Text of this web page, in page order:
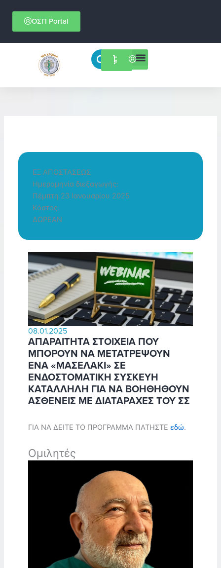
περιεχόμενο
ΟΣΠ Portal
Menu
08.01.2025
ΑΠΑΡΑΙΤΗΤΑ ΣΤΟΙΧΕΙΑ ΠΟΥ
ΜΠΟΡΟΥΝ ΝΑ ΜΕΤΑΤΡΕΨΟΥΝ
ΕΝΑ «ΜΑΣΕΛΑΚΙ» ΣΕ
ΕΝΔΟΣΤΟΜΑΤΙΚΗ ΣΥΣΚΕΥΗ
ΚΑΤΑΛΛΗΛΗ ΓΙΑ ΝΑ ΒΟΗΘΗΘΟΥΝ
ΑΣΘΕΝΕΙΣ ΜΕ ΔΙΑΤΑΡΑΧΕΣ ΤΟΥ ΣΣ
ΓΙΑ ΝΑ ΔΕΙΤΕ ΤΟ ΠΡΟΓΡΑΜΜΑ ΠΑΤΗΣΤΕεδώ.
Ομιλητές
ΕΞ ΑΠΟΣΤΑΣΕΩΣ
Ημερομηνία διεξαγωγής:
Πέμπτη 23 Ιανουαρίου 2025
Κόστος:
ΔΩΡΕΑΝ